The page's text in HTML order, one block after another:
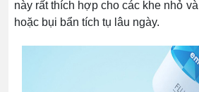
này rất thích hợp cho các khe nhỏ
hoặc bụi bẩn tích tụ lâu ngày.